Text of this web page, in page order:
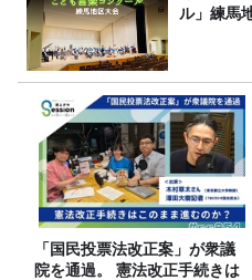
ル」練馬
「国民投票法改正案」が衆議
院を通過。 憲法改正手続きは